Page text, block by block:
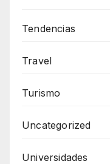
Tendencias
Travel
Turismo
Uncategorized
Universidades